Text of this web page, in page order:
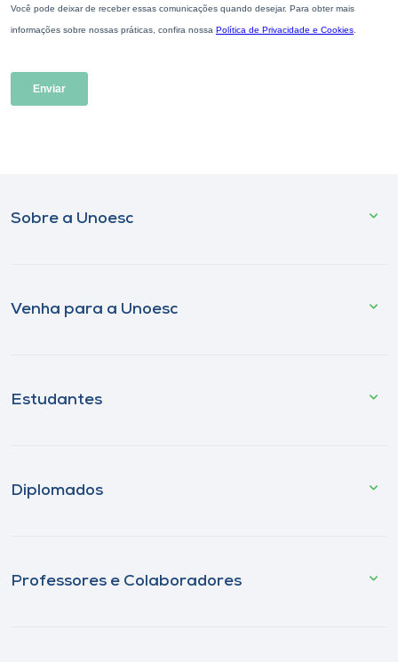
Sobre a Unoesc
Venha para a Unoesc
Estudantes
Diplomados
Professores e Colaboradores